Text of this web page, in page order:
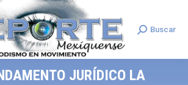
Search:
Buscar
JURÍDICO LA